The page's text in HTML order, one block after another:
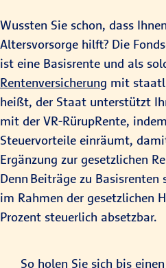
Wussten Sie schon, dass
Altersvorsorge hilft? Die
ist eine Basisrente und als
Rentenversicherung mit
heißt, der Staat unterstützt
mit der VR-RürupRente,
Steuervorteile einräumt,
Ergänzung zur gesetzlichen
Denn Beiträge zu Basisrenten
im Rahmen der gesetzlichen
Prozent steuerlich absetzbar.
So holen Sie sich bis